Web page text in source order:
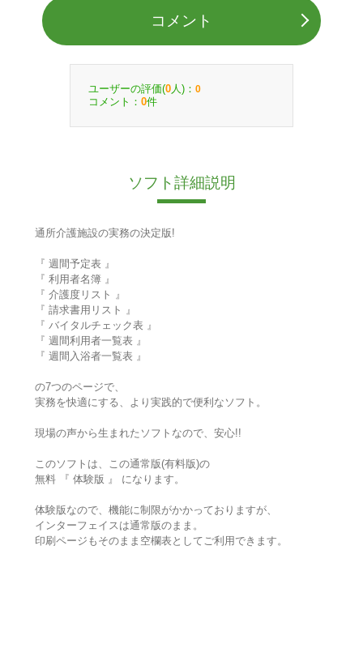
コメント
ユーザーの評価(0 人)： 0
コメント： 0件
ソフト詳細説明
通所介護施設の実務の決定版!
『 週間予定表 』
『 利用者名簿 』
『 介護度リスト 』
『 請求書用リスト 』
『 バイタルチェック表 』
『 週間利用者一覧表 』
『 週間入浴者一覧表 』
の7つのページで、
実務を快適にする、より実践的で便利なソフト。
現場の声から生まれたソフトなので、安心!!
このソフトは、この通常版(有料版)の
無料 『 体験版 』 になります。
体験版なので、機能に制限がかかっておりますが、
インターフェイスは通常版のまま。
印刷ページもそのまま空欄表としてご利用できます。